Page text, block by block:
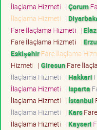
İlaçlama Hizmeti | Çorum
İlaçlama Hizmeti |
Fare İlaçlama Hizmeti |
Fare İlaçlama Hizmeti |
EskişehirFare İlaçlama
Hizmeti | GiresunFare
İlaçlama Hizmeti | Hakkari
İlaçlama Hizmeti | Isparta
İlaçlama Hizmeti | İstanbul
İlaçlama Hizmeti | Kars
İlaçlama Hizmeti | Kayseri